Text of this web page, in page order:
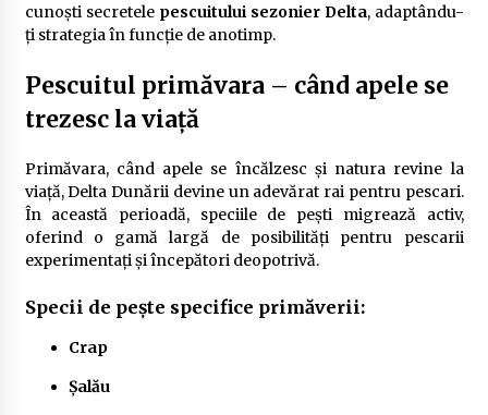
Hidrologice prin DanubeAlert.com
2 ani ago
cunoști secretele pescuitului sezonier Delta, adaptându-
ți strategia în funcție de anotimp.
Pescuitul primăvara – când apele se
trezesc la viață
Primăvara, când apele se încălzesc și natura revine la
viață, Delta Dunării devine un adevărat rai pentru pescari.
În această perioadă, speciile de pești migrează activ,
oferind o gamă largă de posibilități pentru pescarii
experimentați și începători deopotrivă.
Specii de pește specifice primăverii:
Crap
Șalău